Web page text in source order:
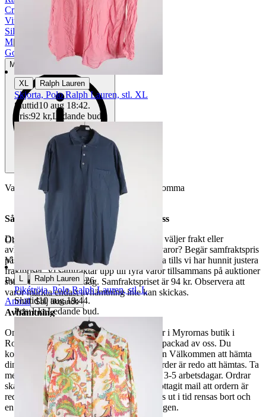
Cream
Vit
Silke/siden
M|
Gott använt skick
Mindre tecken på användning
Varan är begagnad och defekter kan förekomma
Så här går det till när du handlar hos oss
Du betalar din order direkt på Tradera och väljer frakt eller
avhämtning. Vill du att vi samfraktar fler varor? Begär samfraktspris
på din Traderasida och vänta med att betala tills vi har hunnit justera
fraktpriset. Vi samfraktar upp till fyra varor tillsammans på auktioner
som avslutas samma dag. Samfraktspriset är 94 kr. Observera att
varor märkta endast avhämtning inte kan skickas.
Avhämtning
Om du väljer avhämtning hämtas din order i Myrornas butik i
Ropsten, Kolargatan 2 efter den har blivit packad av oss. Du
kommer att få ett separat mail med rubriken Välkommen att hämta
din order på Myrorna i Ropsten! när din order är redo att hämtas. Ta
med legitimation. Hanteringstiden är cirka 3-5 arbetsdagar. Ordrar
ska hämtas senast 7 dagar efter att man mottagit mail att ordern är
redo för avhämtning. Ordrar som ej hämtas ut i tid rensas bort och
en avgift på 84 kr dras av från återbetalningen.
Objektnr
736 076 263
Visningar
619
Publicerad 12 jun 21:26
Anmäl Sälj liknande
XL | Ralph Lauren
Skjorta, Polo Ralph Lauren, stl. XL
Sluttid10 aug 18:42.
Pris:92 kr,Ledande bud
| Ralph Lauren
Pikétröja, Polo Ralph Lauren, stl. L
Sluttid10 aug 19:44.
Pris:1 kr,Ledande bud.